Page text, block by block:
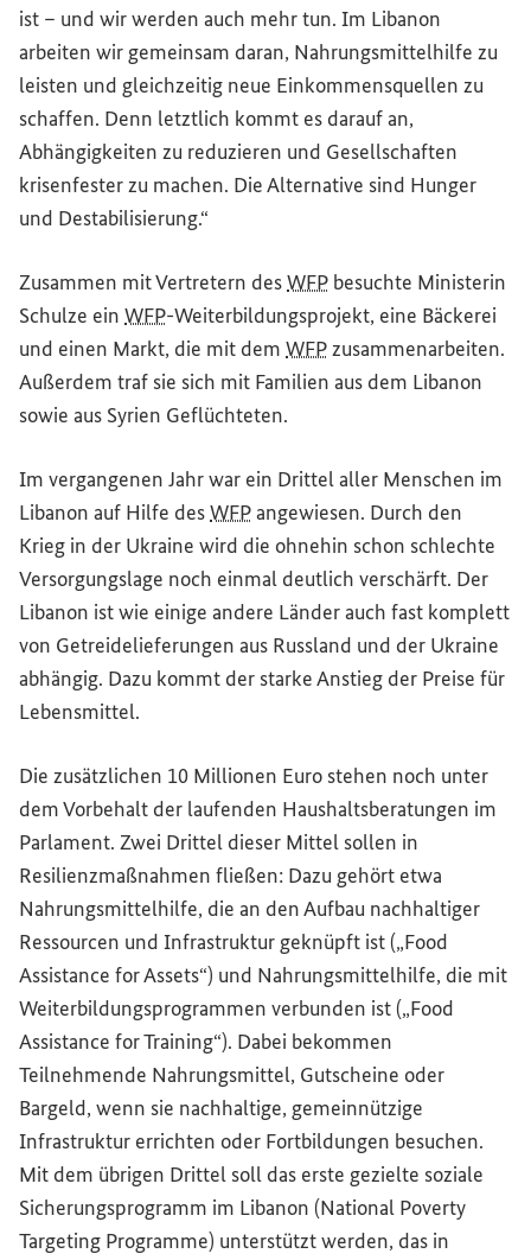
ist – und wir werden auch mehr tun. Im Libanon
arbeiten wir gemeinsam daran, Nahrungsmittelhilfe zu
leisten und gleichzeitig neue Einkommensquellen zu
schaffen. Denn letztlich kommt es darauf an,
Abhängigkeiten zu reduzieren und Gesellschaften
krisenfester zu machen. Die Alternative sind Hunger
und Destabilisierung.“
Zusammen mit Vertretern desWFP besuchte Ministerin
Schulze ein WFP-Weiterbildungsprojekt, eine Bäckerei
und einen Markt, die mit dem WFPzusammenarbeiten.
Außerdem traf sie sich mit Familien aus dem Libanon
sowie aus Syrien Geflüchteten.
Im vergangenen Jahr war ein Drittel aller Menschen im
Libanon auf Hilfe desWFPangewiesen. Durch den
Krieg in der Ukraine wird die ohnehin schon schlechte
Versorgungslage noch einmal deutlich verschärft. Der
Libanon ist wie einige andere Länder auch fast komplett
von Getreidelieferungen aus Russland und der Ukraine
abhängig. Dazu kommt der starke Anstieg der Preise für
Lebensmittel.
Die zusätzlichen 10 Millionen Euro stehen noch unter
dem Vorbehalt der laufenden Haushaltsberatungen im
Parlament. Zwei Drittel dieser Mittel sollen in
Resilienzmaßnahmen fließen: Dazu gehört etwa
Nahrungsmittelhilfe, die an den Aufbau nachhaltiger
Ressourcen und Infrastruktur geknüpft ist („Food
Assistance for Assets“) und Nahrungsmittelhilfe, die mit
Weiterbildungsprogrammen verbunden ist („Food
Assistance for Training“). Dabei bekommen
Teilnehmende Nahrungsmittel, Gutscheine oder
Bargeld, wenn sie nachhaltige, gemeinnützige
Infrastruktur errichten oder Fortbildungen besuchen.
Mit dem übrigen Drittel soll das erste gezielte soziale
Sicherungsprogramm im Libanon (National Poverty
Targeting Programme) unterstützt werden, das in